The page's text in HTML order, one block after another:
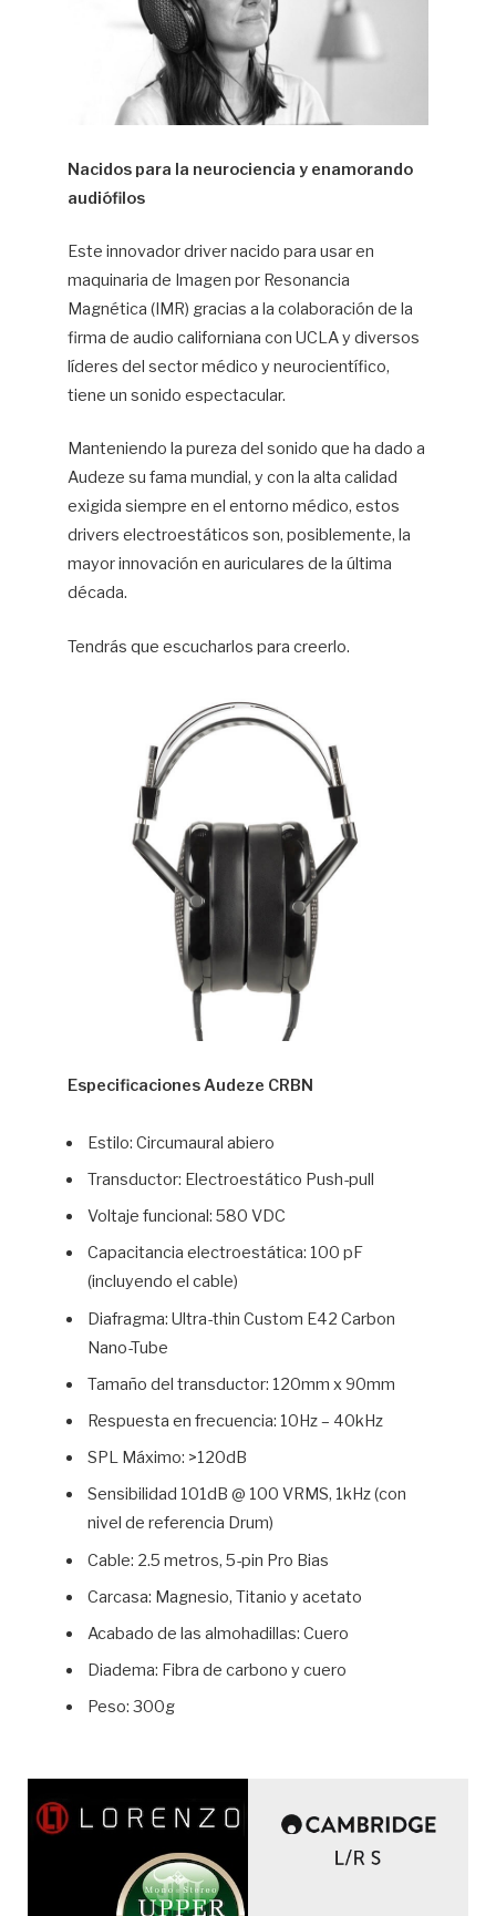
Nacidos para la neurociencia y enamorando
audiófilos
Este innovador driver nacido para usar en
maquinaria de Imagen por Resonancia
Magnética (IMR) gracias a la colaboración de la
firma de audio californiana con UCLA y diversos
líderes del sector médico y neurocientífico,
tiene un sonido espectacular.
Manteniendo la pureza del sonido que ha dado a
Audeze su fama mundial, y con la alta calidad
exigida siempre en el entorno médico, estos
drivers electroestáticos son, posiblemente, la
mayor innovación en auriculares de la última
década.
Tendrás que escucharlos para creerlo.
Especificaciones Audeze CRBN
Estilo: Circumaural abiero
Transductor: Electroestático Push-pull
Voltaje funcional: 580 VDC
Capacitancia electroestática: 100 pF
(incluyendo el cable)
Diafragma: Ultra-thin Custom E42 Carbon
Nano-Tube
Tamaño del transductor: 120mm x 90mm
Respuesta en frecuencia: 10Hz – 40kHz
SPL Máximo: >120dB
Sensibilidad 101dB @ 100 VRMS, 1kHz (con
nivel de referencia Drum)
Cable: 2.5 metros, 5-pin Pro Bias
Carcasa: Magnesio, Titanio y acetato
Acabado de las almohadillas: Cuero
Diadema: Fibra de carbono y cuero
Peso: 300g